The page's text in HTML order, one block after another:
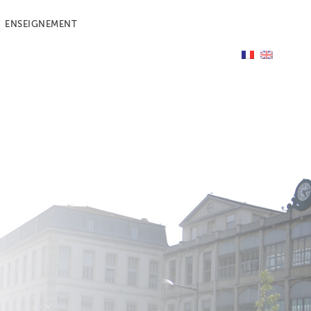
ENSEIGNEMENT